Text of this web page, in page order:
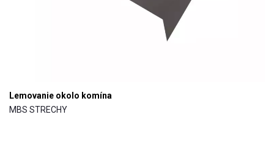
Lemovanie okolo komína
MBS STRECHY